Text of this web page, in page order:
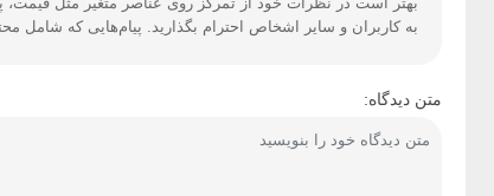
به کاربران و سایر اشخاص احترام بگذارید. پیام‌هایی که شامل
متن دیدگاه: